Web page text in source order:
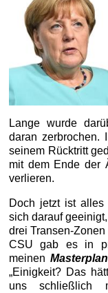
Lange wurde
daran zerbrochen.
seinem Rücktritt
mit dem Ende der
verlieren.
Doch jetzt ist
sich darauf
drei Transen-
CSU gab es in
meinen
„Einigkeit? Das
uns schließlich